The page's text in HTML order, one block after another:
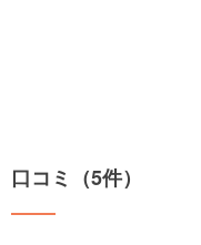
口コミ（5件）